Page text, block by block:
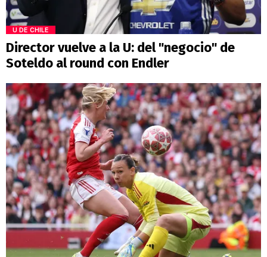
U DE CHILE
Director vuelve a la U: del "negocio" de
Soteldo al round con Endler